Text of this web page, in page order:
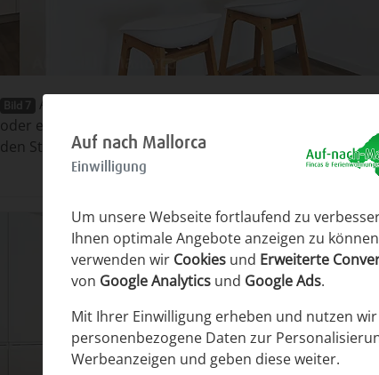
Bild 7 Auch am Tresen kann ein schnelles Frühstück
oder ein Snack eingenommen werden, bevor es an
den Strand geht.Auf nach Mallorca
Einwilligung
Um unsere Webseite fortlaufend zu
Ihnen optimale Angebote anzeigen zu
verwenden wir Cookies und Erweiterte
von Google Analytics und Google Ads.
Mit Ihrer Einwilligung erheben und nutzen wir
personenbezogene Daten zur
Werbeanzeigen und geben diese weiter.